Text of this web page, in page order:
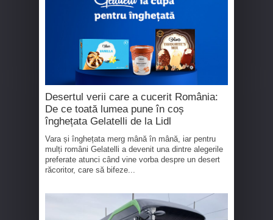
Desertul verii care a cucerit România:
De ce toată lumea pune în coș
înghețata Gelatelli de la Lidl
Vara și înghețata merg mână în mână, iar pentru
mulți români Gelatelli a devenit una dintre alegerile
preferate atunci când vine vorba despre un desert
răcoritor, care să bifeze...